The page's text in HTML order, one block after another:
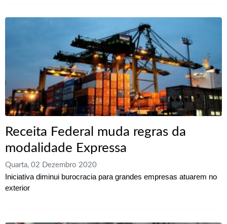
Receita Federal muda regras da
modalidade Expressa
Quarta, 02 Dezembro 2020
Iniciativa diminui burocracia para grandes empresas atuarem no
exterior